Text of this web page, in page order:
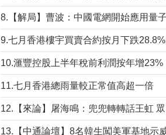
9.七月香港樓宇買賣合約按月下跌28.8%
10.滙豐控股上半年稅前利潤按年增23%
11.七月香港總雨量較正常值高超一倍